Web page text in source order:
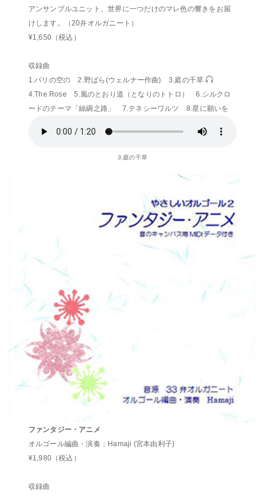
アンサンブルユニット。世界に一つだけのマレ色の響きをお届
けします。（20弁オルガニート）
¥1,650（税込）
収録曲
1.パリの空の 2.野ばら(ウェルナー作曲) 3.庭の千草
4.The Rose 5.風のとおり道（となりのトトロ） 6.シルクロ
ードのテーマ「絲綢之路」 7.テネシーワルツ 8.星に願いを
3.庭の千草
ファンタジー・アニメ
オルゴール編曲・演奏：Hamaji (宮本由利子)
¥1,980（税込）
収録曲